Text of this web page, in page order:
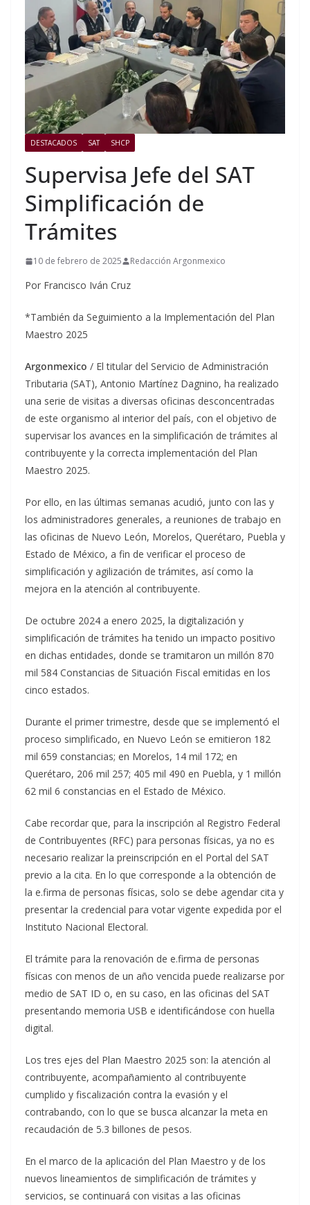
DESTACADOS SAT SHCP
Supervisa Jefe del SAT
Simplificación de
Trámites
10 de febrero de 2025 Redacción Argonmexico
Por Francisco Iván Cruz
*También da Seguimiento a la Implementación del Plan
Maestro 2025
Argonmexico / El titular del Servicio de Administración
Tributaria (SAT), Antonio Martínez Dagnino, ha realizado
una serie de visitas a diversas oficinas desconcentradas
de este organismo al interior del país, con el objetivo de
supervisar los avances en la simplificación de trámites al
contribuyente y la correcta implementación del Plan
Maestro 2025.
Por ello, en las últimas semanas acudió, junto con las y
los administradores generales, a reuniones de trabajo en
las oficinas de Nuevo León, Morelos, Querétaro, Puebla y
Estado de México, a fin de verificar el proceso de
simplificación y agilización de trámites, así como la
mejora en la atención al contribuyente.
De octubre 2024 a enero 2025, la digitalización y
simplificación de trámites ha tenido un impacto positivo
en dichas entidades, donde se tramitaron un millón 870
mil 584 Constancias de Situación Fiscal emitidas en los
cinco estados.
Durante el primer trimestre, desde que se implementó el
proceso simplificado, en Nuevo León se emitieron 182
mil 659 constancias; en Morelos, 14 mil 172; en
Querétaro, 206 mil 257; 405 mil 490 en Puebla, y 1 millón
62 mil 6 constancias en el Estado de México.
Cabe recordar que, para la inscripción al Registro Federal
de Contribuyentes (RFC) para personas físicas, ya no es
necesario realizar la preinscripción en el Portal del SAT
previo a la cita. En lo que corresponde a la obtención de
la e.firma de personas físicas, solo se debe agendar cita y
presentar la credencial para votar vigente expedida por el
Instituto Nacional Electoral.
El trámite para la renovación de e.firma de personas
físicas con menos de un año vencida puede realizarse por
medio de SAT ID o, en su caso, en las oficinas del SAT
presentando memoria USB e identificándose con huella
digital.
Los tres ejes del Plan Maestro 2025 son: la atención al
contribuyente, acompañamiento al contribuyente
cumplido y fiscalización contra la evasión y el
contrabando, con lo que se busca alcanzar la meta en
recaudación de 5.3 billones de pesos.
En el marco de la aplicación del Plan Maestro y de los
nuevos lineamientos de simplificación de trámites y
servicios, se continuará con visitas a las oficinas